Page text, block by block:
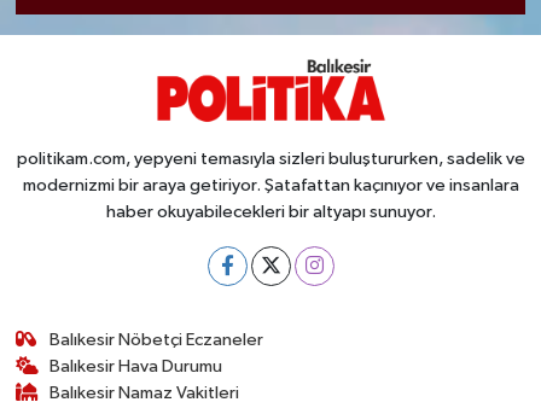
politikam.com, yepyeni temasıyla sizleri buluştururken, sadelik ve
modernizmi bir araya getiriyor. Şatafattan kaçınıyor ve insanlara
haber okuyabilecekleri bir altyapı sunuyor.
Balıkesir Nöbetçi Eczaneler
Balıkesir Hava Durumu
Balıkesir Namaz Vakitleri